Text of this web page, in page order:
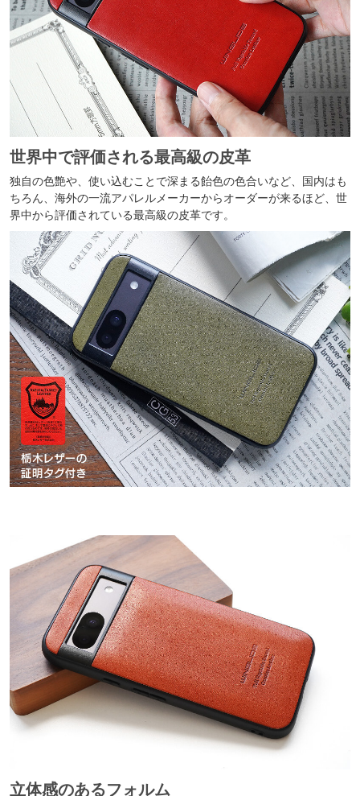
世界中で評価される最高級の皮革
独自の色艶や、使い込むことで深まる飴色の色合いなど、国内はも
ちろん、海外の一流アパレルメーカーからオーダーが来るほど、世
界中から評価されている最高級の皮革です。
立体感のあるフォルム